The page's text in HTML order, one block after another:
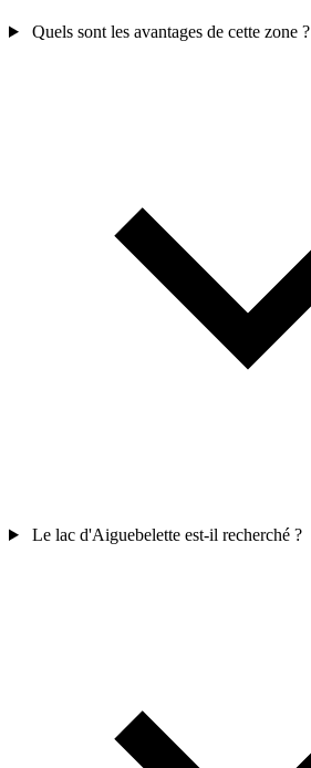
Quels sont les avantages de cette zone ?
Le lac d'Aiguebelette est-il recherché ?